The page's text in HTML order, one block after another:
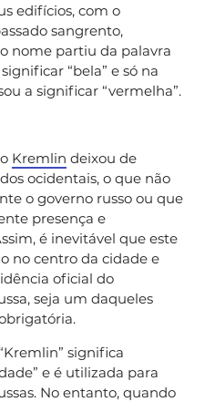
edifícios, com o
sangrento,
nome partiu da palavra
“bela” e só na
a significar “vermelha”.
Kremlin deixou de
ocidentais, o que não
o governo russo ou que
presença e
é inevitável que este
no centro da cidade e
oficial do
seja um daqueles
significa
e é utilizada para
No entanto, quando